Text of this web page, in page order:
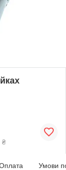
₴
Умови